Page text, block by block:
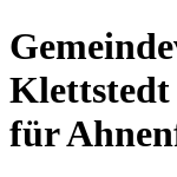
Klettstedt
für